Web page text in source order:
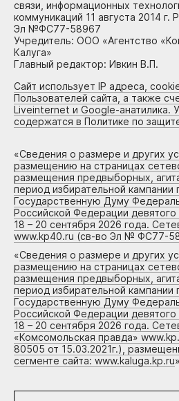
связи, информационных
коммуникаций 11 августа 2014 г.
Эл №ФС77-58967
Учредитель: ООО «Агентство
Калуга»
Главный редактор: Ивкин В.П.
Сайт использует IP адреса,
Пользователей сайта, а также
Liveinternet и Google-анатилика.
содержатся в Политике по
«Сведения о размере и других
размещению на страницах
размещения предвыборных,
период избирательной кампании
Государственную Думу
Российской Федерации девятого
18 – 20 сентября 2026 года.
www.kp40.ru (св-во Эл № ФС77-
«Сведения о размере и других
размещению на страницах
размещения предвыборных,
период избирательной кампании
Государственную Думу
Российской Федерации девятого
18 – 20 сентября 2026 года.
«Комсомольская правда»
80505 от 15.03.2021г.),
сегменте сайта: www.kaluga.kp.ru»